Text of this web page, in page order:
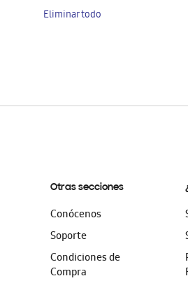
Eliminar todo
Otras secciones
Conócenos
Soporte
Condiciones de
Compra